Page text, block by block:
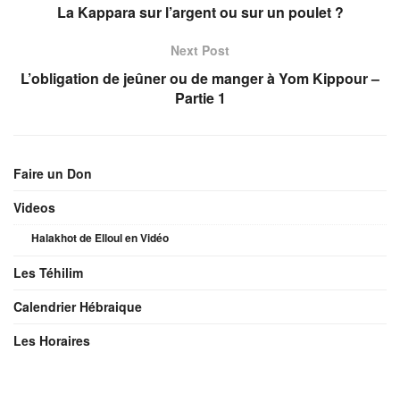
La Kappara sur l’argent ou sur un poulet ?
Next Post
L’obligation de jeûner ou de manger à Yom Kippour –
Partie 1
Faire un Don
Videos
Halakhot de Elloul en Vidéo
Les Téhilim
Calendrier Hébraique
Les Horaires